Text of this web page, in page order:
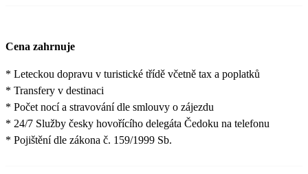
Cena zahrnuje
* Leteckou dopravu v turistické třídě včetně tax a poplatků
* Transfery v destinaci
* Počet nocí a stravování dle smlouvy o zájezdu
* 24/7 Služby česky hovořícího delegáta Čedoku na telefonu
* Pojištění dle zákona č. 159/1999 Sb.